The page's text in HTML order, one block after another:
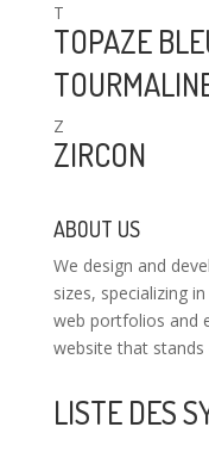
T
TOPAZE
Z
ZIRCON
ABOUT US
We design and
sizes, specializing
web portfolios and
website that stands
LISTE DES